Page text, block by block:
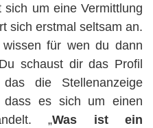
um eine Vermittlung
sich erstmal seltsam an.
für wen du dann
schaust dir das Profil
die Stellenanzeige
es sich um einen
„Was ist ein